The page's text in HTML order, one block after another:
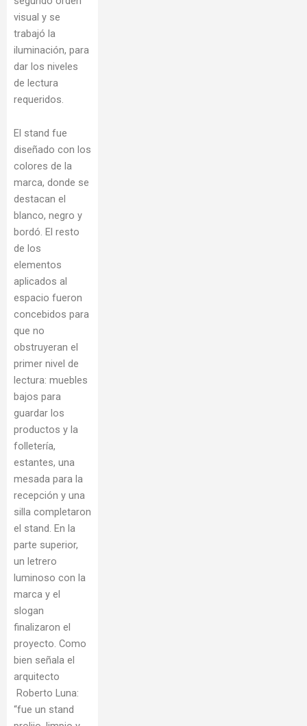
visual y se
trabajó la
iluminación, para
dar los niveles
de lectura
requeridos.
El stand fue
diseñado con los
colores de la
marca, donde se
destacan el
blanco, negro y
bordó. El resto
de los
elementos
aplicados al
espacio fueron
concebidos para
que no
obstruyeran el
primer nivel de
lectura: muebles
bajos para
guardar los
productos y la
folletería,
estantes, una
mesada para la
recepción y una
silla completaron
el stand. En la
parte superior,
un letrero
luminoso con la
marca y el
slogan
finalizaron el
proyecto. Como
bien señala el
arquitecto
Roberto Luna:
“fue un stand